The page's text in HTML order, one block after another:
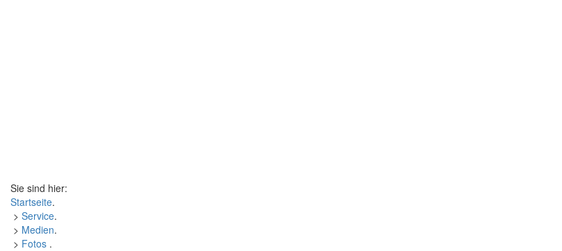
Sie sind hier:
Startseite.
> Service.
> Medien.
> Fotos .